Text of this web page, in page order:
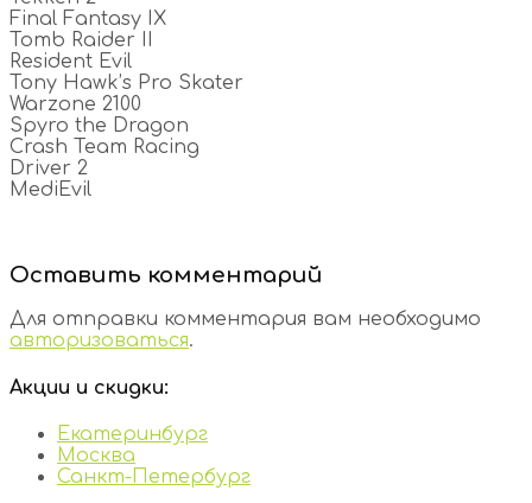
Final Fantasy IX
Tomb Raider II
Resident Evil
Tony Hawk’s Pro Skater
Warzone 2100
Spyro the Dragon
Crash Team Racing
Driver 2
MediEvil
Оставить комментарий
Для отправки комментария вам необходимо
авторизоваться.
Акции и скидки:
Екатеринбург
Москва
Санкт-Петербург